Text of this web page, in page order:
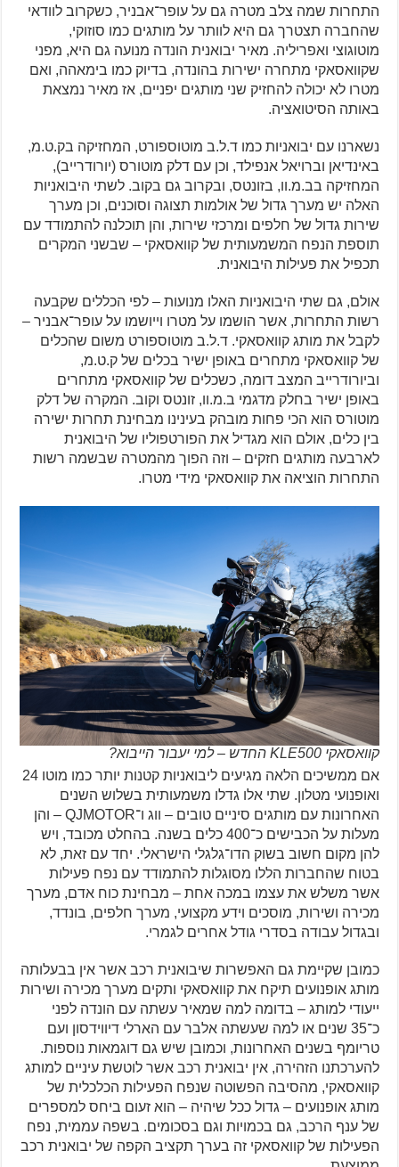
התחרות שמה צלב מטרה גם על עופר־אבניר, כשקרוב לוודאי
שהחברה תצטרך גם היא לוותר על מותגים כמו סוזוקי,
מוטוגוצי ואפריליה. מאיר יבואנית הונדה מנועה גם היא, מפני
שקוואסאקי מתחרה ישירות בהונדה, בדיוק כמו בימאהה, ואם
מטרו לא יכולה להחזיק שני מותגים יפניים, אז מאיר נמצאת
באותה הסיטואציה.
נשארנו עם יבואניות כמו ד.ל.ב מוטוספורט, המחזיקה בק.ט.מ,
באינדיאן וברויאל אנפילד, וכן עם דלק מוטורס (יורודרייב),
המחזיקה בב.מ.וו, בזונטס, ובקרוב גם בקוב. לשתי היבואניות
האלה יש מערך גדול של אולמות תצוגה וסוכנים, וכן מערך
שירות גדול של חלפים ומרכזי שירות, והן תוכלנה להתמודד עם
תוספת הנפח המשמעותית של קוואסאקי – שבשני המקרים
תכפיל את פעילות היבואנית.
אולם, גם שתי היבואניות האלו מנועות – לפי הכללים שקבעה
רשות התחרות, אשר הושמו על מטרו וייושמו על עופר־אבניר –
לקבל את מותג קוואסאקי. ד.ל.ב מוטוספורט משום שהכלים
של קוואסאקי מתחרים באופן ישיר בכלים של ק.ט.מ,
וביורודרייב המצב דומה, כשכלים של קוואסאקי מתחרים
באופן ישיר בחלק מדגמי ב.מ.וו, זונטס וקוב. המקרה של דלק
מוטורס הוא הכי פחות מובהק בעינינו מבחינת תחרות ישירה
בין כלים, אולם הוא מגדיל את הפורטפוליו של היבואנית
לארבעה מותגים חזקים – וזה הפוך מהמטרה שבשמה רשות
התחרות הוציאה את קוואסאקי מידי מטרו.
קוואסאקי KLE500 החדש – למי יעבור הייבוא?
אם ממשיכים הלאה מגיעים ליבואניות קטנות יותר כמו מוטו 24
ואופנועי מטלון. שתי אלו גדלו משמעותית בשלוש השנים
האחרונות עם מותגים סיניים טובים – ווג ו־QJMOTOR – והן
מעלות על הכבישים כ־400 כלים בשנה. בהחלט מכובד, ויש
להן מקום חשוב בשוק הדו־גלגלי הישראלי. יחד עם זאת, לא
בטוח שהחברות הללו מסוגלות להתמודד עם נפח פעילות
אשר משלש את עצמו במכה אחת – מבחינת כוח אדם, מערך
מכירה ושירות, מוסכים וידע מקצועי, מערך חלפים, בונדד,
ובגדול עבודה בסדרי גודל אחרים לגמרי.
כמובן שקיימת גם האפשרות שיבואנית רכב אשר אין בבעלותה
מותג אופנועים תיקח את קוואסאקי ותקים מערך מכירה ושירות
ייעודי למותג – בדומה למה שמאיר עשתה עם הונדה לפני
כ־35 שנים או למה שעשתה אלבר עם הארלי דיווידסון ועם
טריומף בשנים האחרונות, וכמובן שיש גם דוגמאות נוספות.
להערכתנו הזהירה, אין יבואנית רכב אשר לוטשת עיניים למותג
קוואסאקי, מהסיבה הפשוטה שנפח הפעילות הכלכלית של
מותג אופנועים – גדול ככל שיהיה – הוא זעום ביחס למספרים
של ענף הרכב, גם בכמויות וגם בסכומים. בשפה עממית, נפח
הפעילות של קוואסאקי זה בערך תקציב הקפה של יבואנית רכב